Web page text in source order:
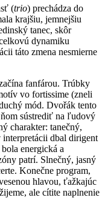
(trio) prechádza do
krajšiu, jemnejšiu
tanec, skôr
dynamiku
táto zmena nesmierne
fanfárou. Trúbky
vo fortissime (zneli
mód. Dvořák tento
ňom sústrediť na ľudový
charakter: tanečný,
dbal dirigent
energická a
patrí. Slnečný, jasný
Konečne program,
hlavou, ťažkajúc
ale cítite naplnenie